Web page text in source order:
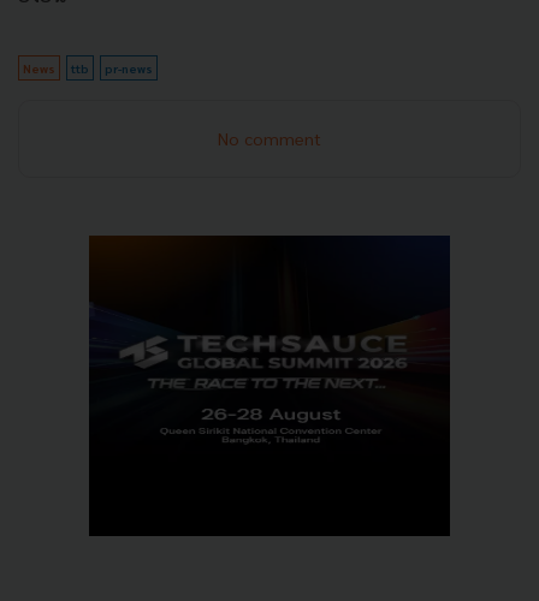
News ttb pr-news
No comment